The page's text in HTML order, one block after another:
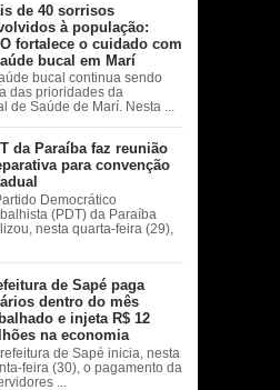
de 40 sorrisos
à população:
fortalece o cuidado com
bucal em Marí
bucal continua sendo
das prioridades da
de Saúde de Marí. Nesta ...
da Paraíba faz reunião
para convenção
Democrático
(PDT) da Paraíba
nesta quarta-feira (29),
de Sapé paga
dentro do mês
e injeta R$ 12
na economia
de Sapé inicia, nesta
feira (30), o pagamento da
...